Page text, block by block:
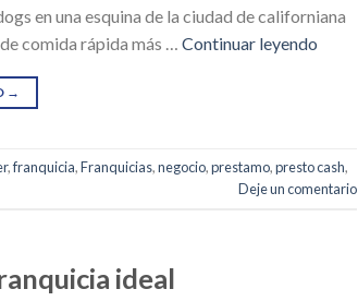
en una esquina de la ciudad de californiana
comida rápida más … Continuar leyendo
→
,franquicia,Franquicias,negocio,prestamo,presto cash,
Deje un comentario
ideal